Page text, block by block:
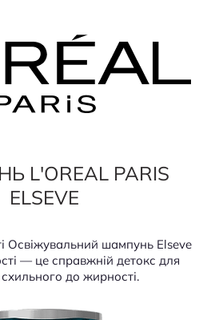
L'OREAL PARIS
ELSEVE
Освіжувальний шампунь Elseve
— це справжній детокс для
до жирності.